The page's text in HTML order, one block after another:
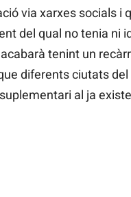
via xarxes socials i
del qual no tenia ni
tenint un
diferents ciutats
al ja